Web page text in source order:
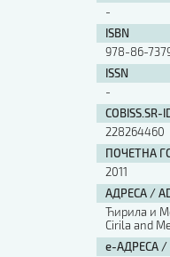
-
ISBN
978-86-
ISSN
-
COBISS.SR-
228264460
ПОЧЕТНА
2011
АДРЕСА /
Ћирила и
Cirila and
е-АДРЕСА /